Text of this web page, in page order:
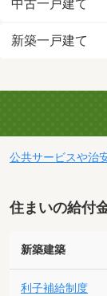
中古一戸建て
新築一戸建て
公共サービスや治
住まいの給付
新築建築
利子補給制度